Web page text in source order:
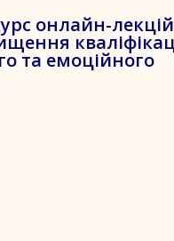
онлайн-
та емоційного